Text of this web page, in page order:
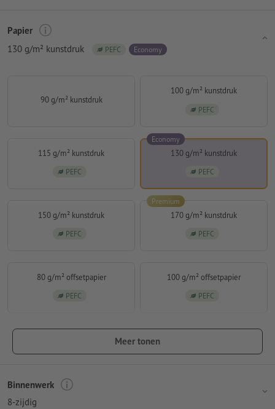
Papier
130 g/m² kunstdruk
PEFC Economy
90 g/m² kunstdruk
100 g/m² kunstdruk
PEFC
115 g/m² kunstdruk
PEFC
130 g/m² kunstdruk
PEFC
Economy
150 g/m² kunstdruk
PEFC
170 g/m² kunstdruk
PEFC
Premium
80 g/m² offsetpapier
PEFC
100 g/m² offsetpapier
PEFC
Meer tonen
Binnenwerk
8-zijdig